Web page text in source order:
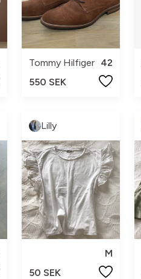
Tommy Hilfiger 42
550 SEK
Lilly
M
50 SEK